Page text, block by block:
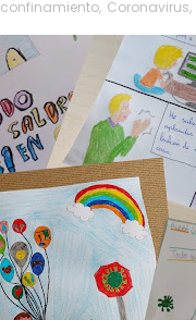
confinamiento, Coronavirus,